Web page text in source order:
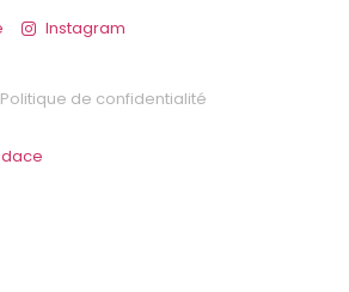
Instagram
Politique de confidentialité